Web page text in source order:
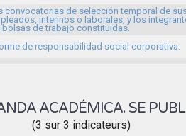
convocatorias de selección temporal de
interinos o laborales, y los
bolsas de trabajo constituidas.
de responsabilidad social corporativa.
ACADÉMICA. SE
(3 sur 3 indicateurs)